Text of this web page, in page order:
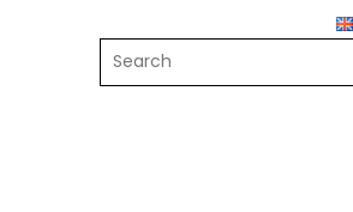
Search